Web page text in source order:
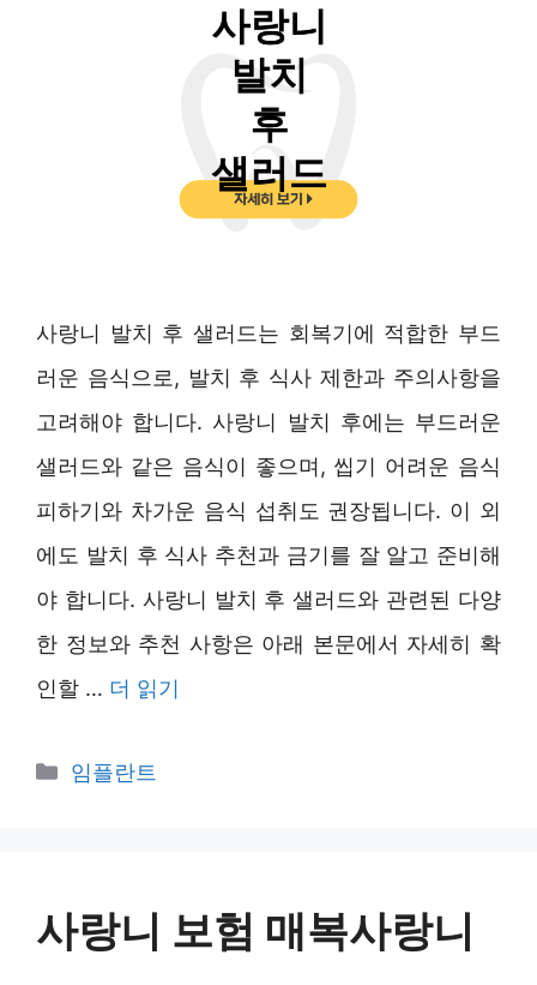
사랑니 발치 후 샐러드는 회복기에 적합한 부드
러운 음식으로, 발치 후 식사 제한과 주의사항을
고려해야 합니다. 사랑니 발치 후에는 부드러운
샐러드와 같은 음식이 좋으며, 씹기 어려운 음식
피하기와 차가운 음식 섭취도 권장됩니다. 이 외
에도 발치 후 식사 추천과 금기를 잘 알고 준비해
야 합니다. 사랑니 발치 후 샐러드와 관련된 다양
한 정보와 추천 사항은 아래 본문에서 자세히 확
인할 … 더 읽기
카
임플란트
사랑니 보험 매복사랑니